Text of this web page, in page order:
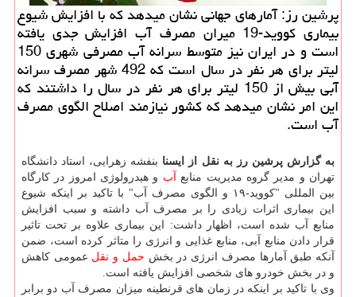
پرشین رز: آمارهای جهانی نشان میدهد كه با افزایش شیوع
بیماری كووید-19 میران مصرف آب افزایش جدی یافته
است و در ایران نیز متوسط سرانه آب مصرفی شهری 150
لیتر برای هر نفر در سال است كه 492 شهر مصرف سرانه
آبی بیش از 150 لیتر برای هر نفر در سال را داشتند كه
این امر نشان میدهد كه كشور نیازمند اصلاح الگوی مصرف
آب است.
به گزارش پرشین رز به نقل از ایسنا بنفشه زهرایی، استاد دانشگاه
تهران و مدیر گروه مدیریت منابع آب و هیدرولوژی امروز در کارگاه
بین المللی "کووید-۱۹ و الگوی مصرف آب" با تاکید بر اینکه شیوع
این بیماری اثرات زیادی را بر مصرف آب داشته و سبب افزایش
منابع آب شده است، اظهار داشت: این بیماری علاوه بر تحت تاثیر
قرار دادن منابع آبی، منابع غذایی و انرژی را متاثر کرده است، ضمن
آنکه طبق آمارها مصرف انرژی در بخش حمل و نقل عمومی کاهش
و در بخش خودرو های شخصی افزایش یافته است.
وی با تاکید بر اینکه در زمان های قرنطینه میزان مصرف آب دو برابر